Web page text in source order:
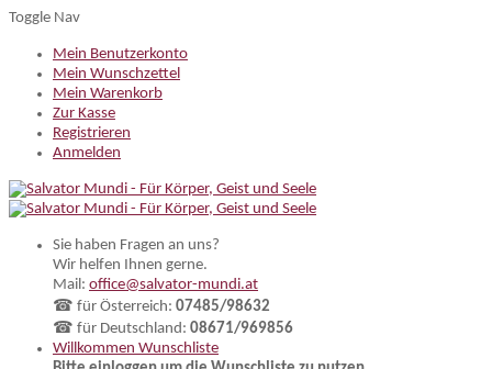
Toggle Nav
Mein Benutzerkonto
Mein Wunschzettel
Mein Warenkorb
Zur Kasse
Registrieren
Anmelden
Sie haben Fragen an uns?
Wir helfen Ihnen gerne.
Mail: office@salvator-mundi.at
☎ für Österreich: 07485/98632
☎ für Deutschland: 08671/969856
Willkommen Wunschliste